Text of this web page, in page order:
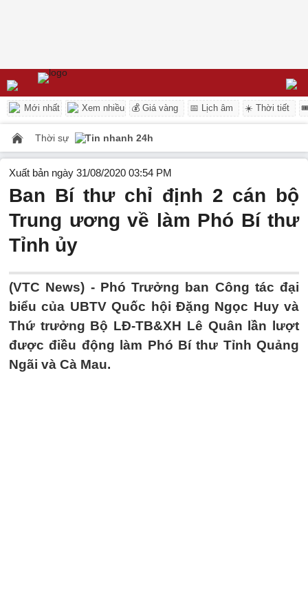
Mới nhất Xem nhiều 💰 Giá vàng 📅 Lịch âm ☀️ Thời tiết
Thời sự Tin nhanh 24h
Xuất bản ngày 31/08/2020 03:54 PM
Ban Bí thư chỉ định 2 cán bộ
Trung ương về làm Phó Bí thư
Tỉnh ủy
(VTC News) - Phó Trưởng ban Công tác đại
biểu của UBTV Quốc hội Đặng Ngọc Huy và
Thứ trưởng Bộ LĐ-TB&XH Lê Quân lần lượt
được điều động làm Phó Bí thư Tỉnh Quảng
Ngãi và Cà Mau.